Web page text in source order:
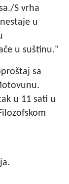
S vrha
u
u suštinu."
sa
u 11 sati u